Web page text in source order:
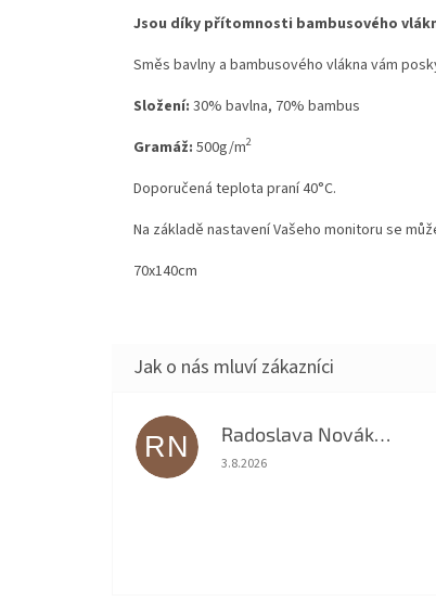
Jsou díky přítomnosti bambusového
Směs bavlny a bambusového vlákna vám
Složení: 30% bavlna, 70% bambus
Gramáž: 500g/m2
Doporučená teplota praní 40°C.
Na základě nastavení Vašeho monitoru se
70x140cm
RN Radoslava Nováková
Hodnocení obchodu je 5 z 5
3.8.2026